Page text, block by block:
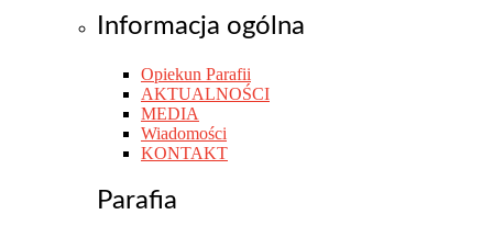
Informacja ogólna
Opiekun Parafii
AKTUALNOŚCI
MEDIA
Wiadomości
KONTAKT
Parafia